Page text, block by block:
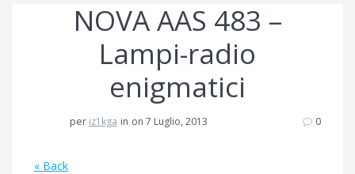
NOVA AAS 483 –
Lampi-radio
enigmatici
per iz1kga in on 7 Luglio, 2013 0
« Back